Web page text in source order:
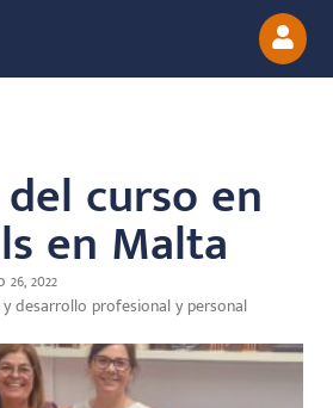
curso en
en Malta
2022
desarrollo profesional y personal